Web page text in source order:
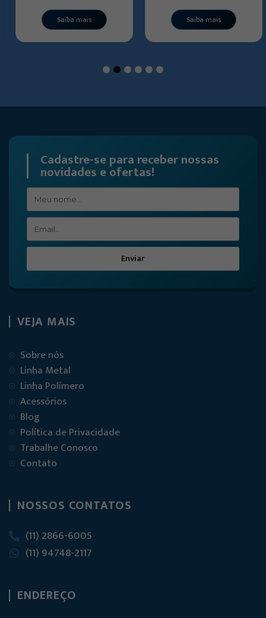
Saiba mais Saiba mais
4 5 6
Cadastre-se para receber nossas
novidades e ofertas!
Enviar
VEJA MAIS
Sobre nós
Linha Metal
Linha Polímero
Acessórios
Blog
Política de Privacidade
Trabalhe Conosco
Contato
NOSSOS CONTATOS
(11) 2866-6005
(11) 94748-2117
ENDEREÇO